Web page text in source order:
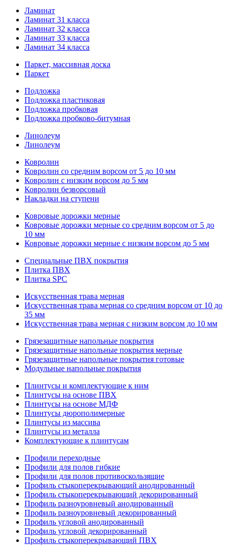
Ламинат
Ламинат 31 класса
Ламинат 32 класса
Ламинат 33 класса
Ламинат 34 класса
Паркет, массивная доска
Паркет
Подложка
Подложка пластиковая
Подложка пробковая
Подложка пробково-битумная
Линолеум
Линолеум
Ковролин
Ковролин со средним ворсом от 5 до 10 мм
Ковролин с низким ворсом до 5 мм
Ковролин безворсовый
Накладки на ступени
Ковровые дорожки мерные
Ковровые дорожки мерные со средним ворсом от 5 до
10 мм
Ковровые дорожки мерные с низким ворсом до 5 мм
Специальные ПВХ покрытия
Плитка ПВХ
Плитка SPC
Искуccтвенная трава мерная
Искусственная трава мерная со средним ворсом от 10 до
35 мм
Искусственная трава мерная с низким ворсом до 10 мм
Грязезащитные напольные покрытия
Грязезащитные напольные покрытия мерные
Грязезащитные напольные покрытия готовые
Модульные напольные покрытия
Плинтусы и комплектующие к ним
Плинтусы на основе ПВХ
Плинтусы на основе МДФ
Плинтусы дюрополимерные
Плинтусы из массива
Плинтусы из металла
Комплектующие к плинтусам
Профили переходные
Профили для полов гибкие
Профили для полов противоскользящие
Профиль стыкоперекрывающий анодированный
Профиль стыкоперекрывающий декорированный
Профиль разноуровневый анодированный
Профиль разноуровневый декорированный
Профиль угловой анодированный
Профиль угловой декорированный
Профиль стыкоперекрывающий ПВХ